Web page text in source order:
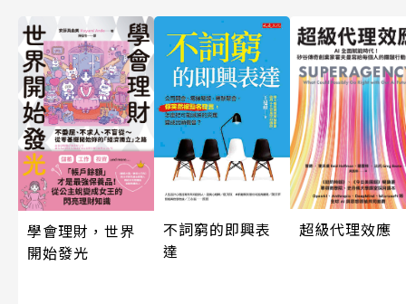
學會理財，世界
開始發光
不詞窮的即興表
達
超級代理效應